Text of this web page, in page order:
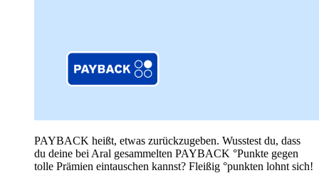
PAYBACK heißt, etwas zurückzugeben. Wusstest du, dass
du deine bei Aral gesammelten PAYBACK °Punkte gegen
tolle Prämien eintauschen kannst? Fleißig °punkten lohnt sich!